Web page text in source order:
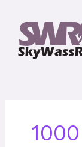
content